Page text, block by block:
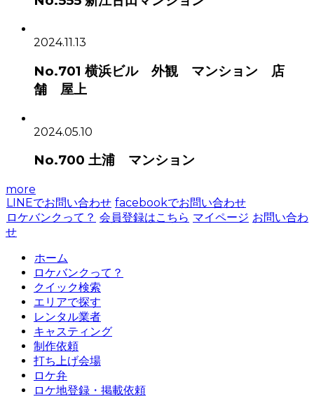
2024.11.13
No.701 横浜ビル 外観 マンション 店
舗 屋上
2024.05.10
No.700 土浦 マンション
more
LINEでお問い合わせ facebookでお問い合わせ
ロケバンクって？ 会員登録はこちら マイページ お問い合わ
せ
ホーム
ロケバンクって？
クイック検索
エリアで探す
レンタル業者
キャスティング
制作依頼
打ち上げ会場
ロケ弁
ロケ地登録・掲載依頼